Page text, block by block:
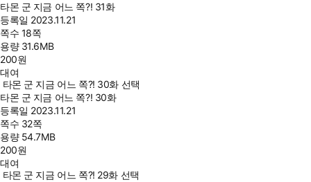
타몬 군 지금 어느 쪽?! 31화
등록일 2023.11.21
쪽수 18쪽
용량 31.6MB
200원
대여
타몬 군 지금 어느 쪽?! 30화 선택
타몬 군 지금 어느 쪽?! 30화
등록일 2023.11.21
쪽수 32쪽
용량 54.7MB
200원
대여
타몬 군 지금 어느 쪽?! 29화 선택